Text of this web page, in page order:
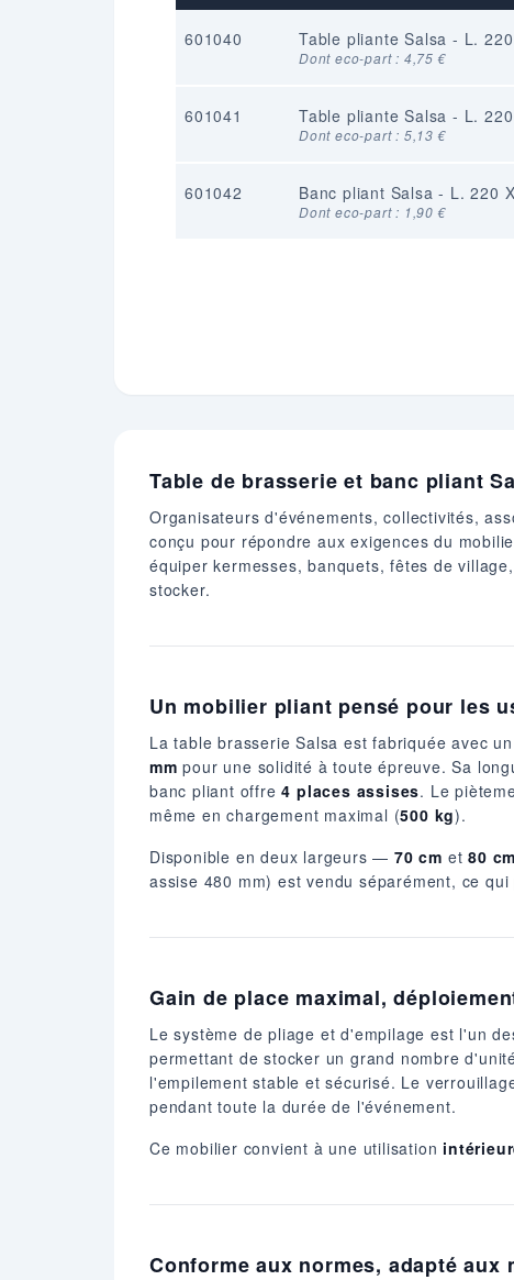
601040 Table pliante Salsa - L.
Dont eco-part : 4,75 €
601041 Table pliante Salsa - L.
Dont eco-part : 5,13 €
601042 Banc pliant Salsa - L. 220
Dont eco-part : 1,90 €
Table de brasserie et banc pliant
Organisateurs d'événements, collectivités,
conçu pour répondre aux exigences du
équiper kermesses, banquets, fêtes de
stocker.
Un mobilier pliant pensé pour les
La table brasserie Salsa est fabriquée avec
mm pour une solidité à toute épreuve. Sa
banc pliant offre4 places assises. Le
même en chargement maximal (500 kg).
Disponible en deux largeurs — 70 cm et80 cm
assise 480 mm) est vendu séparément, ce
Gain de place maximal,
Le système de pliage et d'empilage est l'un
permettant de stocker un grand nombre
l'empilement stable et sécurisé. Le
pendant toute la durée de l'événement.
Ce mobilier convient à une utilisation
Conforme aux normes, adapté aux